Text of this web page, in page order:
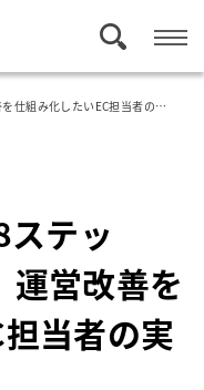
勝てるECは“改善8ステップ”で動いている 運営改善を仕組み化したいEC担当者の実践講座
テッ
営改善を
当者の実